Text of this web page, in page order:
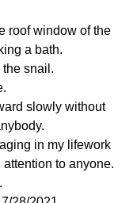
roof window of the
a bath.
the snail.
slowly without
in my lifework
to anyone.